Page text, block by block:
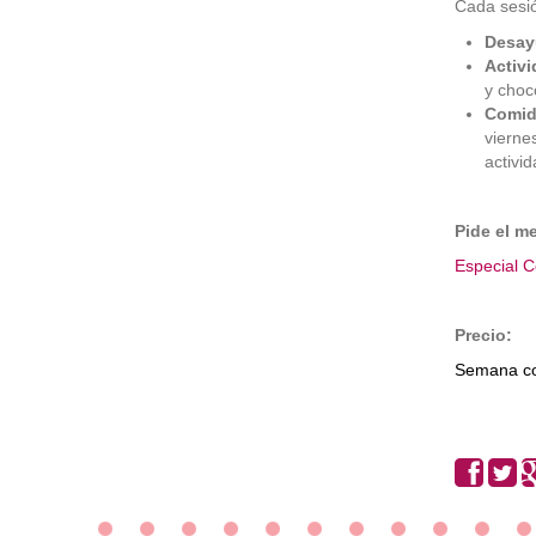
Cada
y
Pide el
Especial
Precio:
Semana